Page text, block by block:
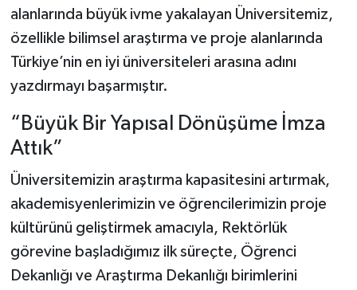
alanlarında büyük ivme yakalayan Üniversitemiz,
özellikle bilimsel araştırma ve proje alanlarında
Türkiye’nin en iyi üniversiteleri arasına adını
yazdırmayı başarmıştır.
“Büyük Bir Yapısal Dönüşüme İmza
Attık”
Üniversitemizin araştırma kapasitesini artırmak,
akademisyenlerimizin ve öğrencilerimizin proje
kültürünü geliştirmek amacıyla, Rektörlük
görevine başladığımız ilk süreçte, Öğrenci
Dekanlığı ve Araştırma Dekanlığı birimlerini